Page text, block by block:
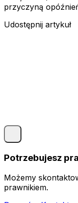
przyczyną
Udostępnij artykuł
Potrzebujesz
Możemy
prawnikiem.